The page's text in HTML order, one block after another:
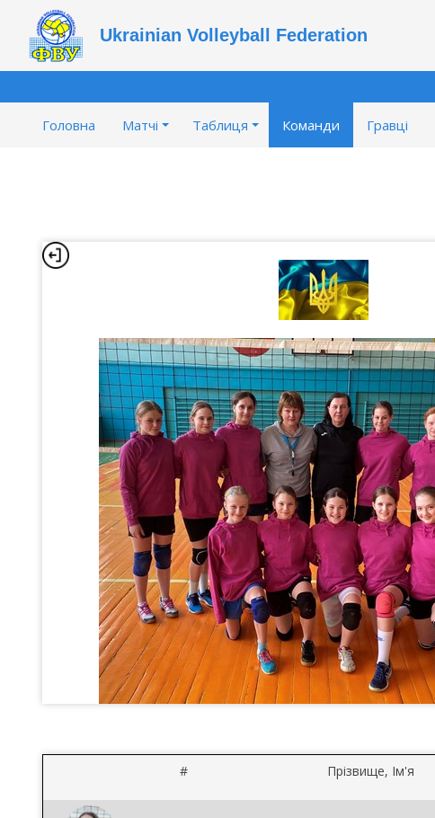
Ukrainian Volleyball Federation
Головна Матчі Таблиця Команди Гравці
# Прізвище, Ім'я